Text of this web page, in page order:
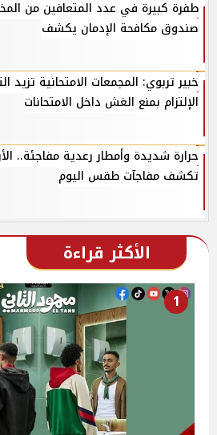
طفرة كبيرة في عدد المتعافين من
صندوق مكافحة الإدمان يكشف
خبير تربوي: المجمعات الامتحانية تزيد
الإلتزام بمنع الغش داخل الامتحانات
حرارة شديدة وأمطار رعدية مفاجئة..
تكشف مفاجآت طقس اليوم
الأكثر قراءة
1